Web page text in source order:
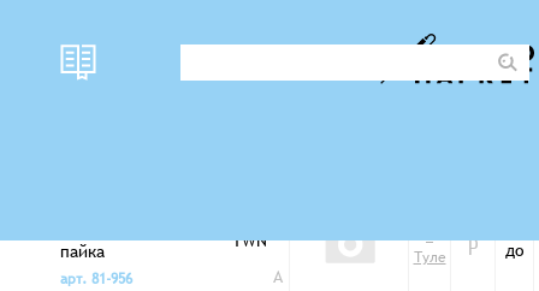
пайка
TWN
арт. 81-956
A
в
Туле
Р
до